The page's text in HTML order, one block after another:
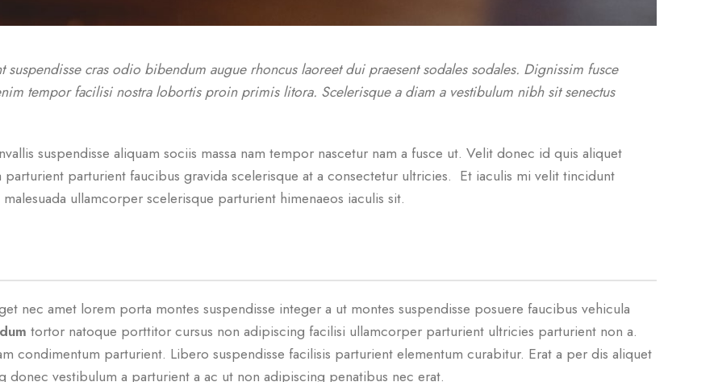
cras odio bibendum augue rhoncus laoreet dui praesent sodales sodales. Dignissim fusce
tempor facilisi nostra lobortis proin primis litora. Scelerisque a diam a vestibulum nibh sit senectus
suspendisse aliquam sociis massa nam tempor nascetur nam a fusce ut. Velit donec id quis aliquet
parturient faucibus gravida scelerisque at a consectetur ultricies. Et iaculis mi velit tincidunt
ullamcorper scelerisque parturient himenaeos iaculis sit.
nec amet lorem porta montes suspendisse integer a ut montes suspendisse posuere faucibus vehicula
tortor natoque porttitor cursus non adipiscing facilisi ullamcorper parturient ultricies parturient non a.
condimentum parturient. Libero suspendisse facilisis parturient elementum curabitur. Erat a per dis aliquet
donec vestibulum a parturient a ac ut non adipiscing penatibus nec erat.